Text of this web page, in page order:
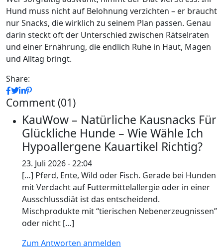
Hund muss nicht auf Belohnung verzichten – er braucht
nur Snacks, die wirklich zu seinem Plan passen. Genau
darin steckt oft der Unterschied zwischen Rätselraten
und einer Ernährung, die endlich Ruhe in Haut, Magen
und Alltag bringt.
Share:
Comment (01)
KauWow – Natürliche Kausnacks Für
Glückliche Hunde – Wie Wähle Ich
Hypoallergene Kauartikel Richtig?
23. Juli 2026 - 22:04
[…] Pferd, Ente, Wild oder Fisch. Gerade bei Hunden
mit Verdacht auf Futtermittelallergie oder in einer
Ausschlussdiät ist das entscheidend.
Mischprodukte mit “tierischen Nebenerzeugnissen”
oder nicht […]
Zum Antworten anmelden